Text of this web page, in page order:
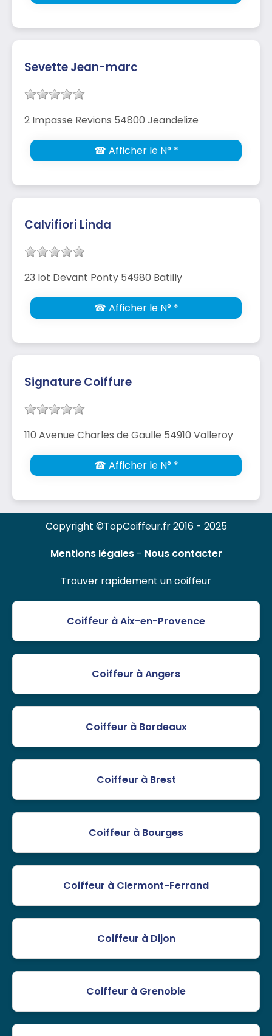
Sevette Jean-marc
2 Impasse Revions 54800 Jeandelize
☎ Afficher le N° *
Calvifiori Linda
23 lot Devant Ponty 54980 Batilly
☎ Afficher le N° *
Signature Coiffure
110 Avenue Charles de Gaulle 54910 Valleroy
☎ Afficher le N° *
Copyright ©TopCoiffeur.fr 2016 - 2025
Mentions légales- Nous contacter
Trouver rapidement un coiffeur
Coiffeur à Aix-en-Provence
Coiffeur à Angers
Coiffeur à Bordeaux
Coiffeur à Brest
Coiffeur à Bourges
Coiffeur à Clermont-Ferrand
Coiffeur à Dijon
Coiffeur à Grenoble